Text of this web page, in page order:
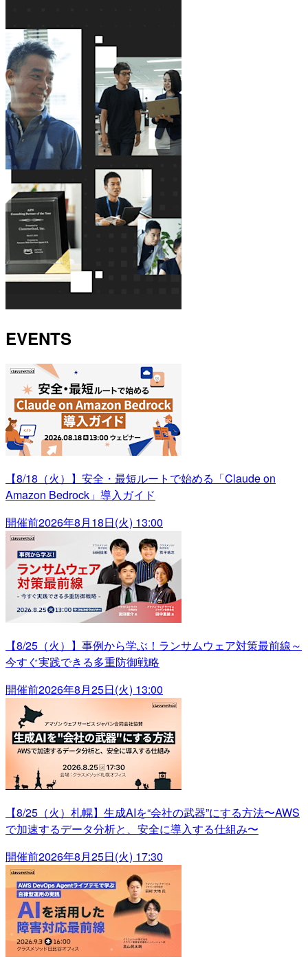
EVENTS
【8/18（火）】安全・最短ルートで始める「Claude on
Amazon Bedrock」導入ガイド
開催前2026年8月18日(火) 13:00
【8/25（火）】事例から学ぶ！ランサムウェア対策最前線～
今すぐ実践できる多重防御戦略
開催前2026年8月25日(火) 13:00
【8/25（火）札幌】生成AIを“会社の武器”にする方法〜AWS
で加速するデータ分析と、安全に導入する仕組み〜
開催前2026年8月25日(火) 17:30